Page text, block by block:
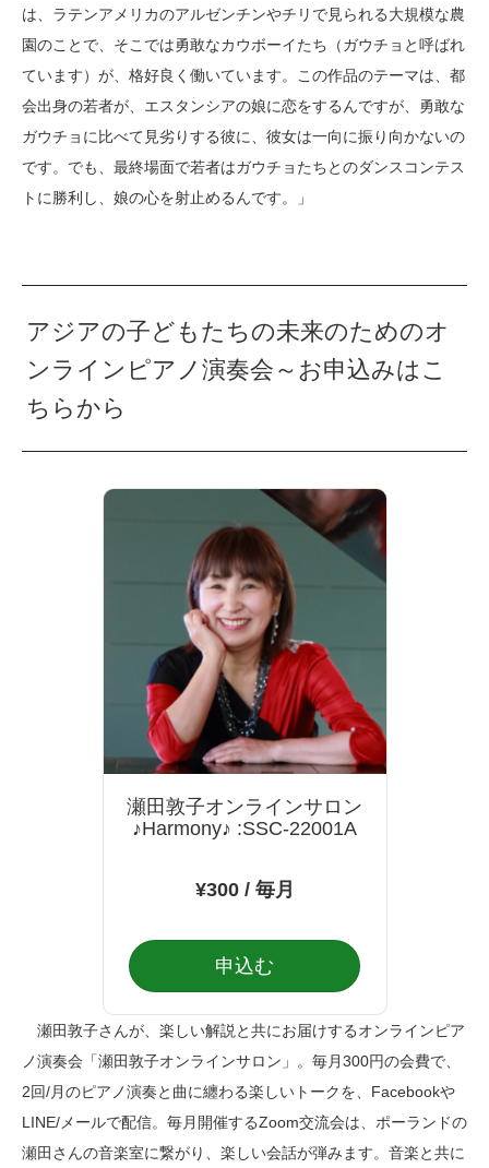
は、ラテンアメリカのアルゼンチンやチリで見られる大規模な農
園のことで、そこでは勇敢なカウボーイたち（ガウチョと呼ばれ
ています）が、格好良く働いています。この作品のテーマは、都
会出身の若者が、エスタンシアの娘に恋をするんですが、勇敢な
ガウチョに比べて見劣りする彼に、彼女は一向に振り向かないの
です。でも、最終場面で若者はガウチョたちとのダンスコンテス
トに勝利し、娘の心を射止めるんです。」
アジアの子どもたちの未来のためのオ
ンラインピアノ演奏会～お申込みはこ
ちらから
瀬田敦子オンラインサロン
♪Harmony♪ :SSC-22001A
¥300 / 毎月
申込む
瀬田敦子さんが、楽しい解説と共にお届けするオンラインピア
ノ演奏会「瀬田敦子オンラインサロン」。毎月300円の会費で、
2回/月のピアノ演奏と曲に纏わる楽しいトークを、Facebookや
LINE/メールで配信。毎月開催するZoom交流会は、ポーランドの
瀬田さんの音楽室に繋がり、楽しい会話が弾みます。音楽と共に